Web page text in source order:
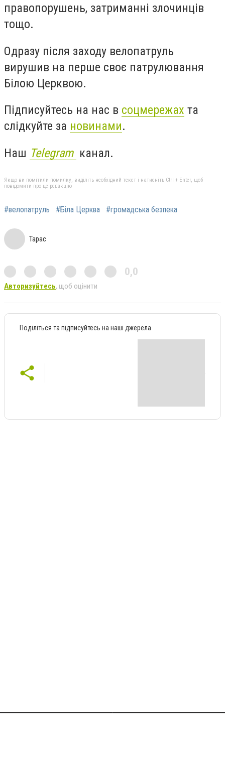
правопорушень, затриманні злочинців
тощо.
Одразу після заходу велопатруль
вирушив на перше своє патрулювання
Білою Церквою.
Підписуйтесь на нас в соцмережах та
слідкуйте за новинами.
Наш Telegram канал.
Якщо ви помітили помилку, виділіть необхідний текст і натисніть Ctrl + Enter, щоб
повідомити про це редакцію
#велопатруль #Біла Церква #громадська безпека
Тарас
0,0
Авторизуйтесь, щоб оцінити
Поділіться та підписуйтесь на наші джерела